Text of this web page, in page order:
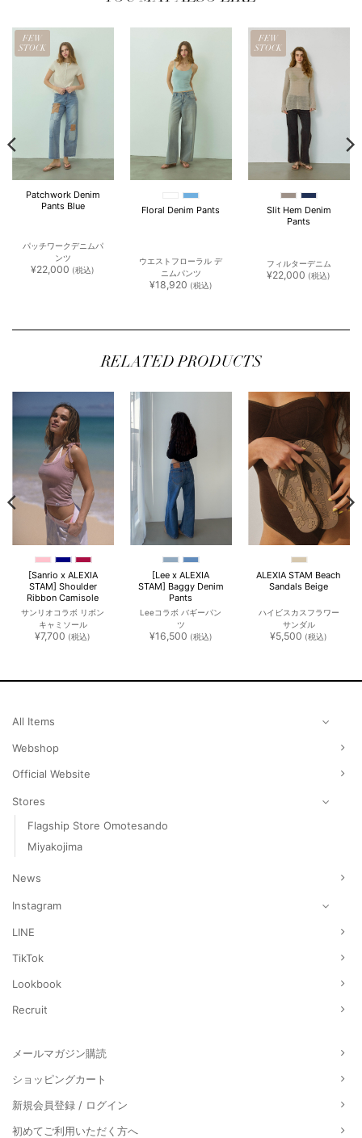
FEW
STOCK
Patchwork Denim
Pants Blue
パッチワークデニムパ
ンツ
¥22,000 (税込)
Floral Denim Pants
ウエストフローラル デ
ニムパンツ
¥18,920 (税込)
FEW
STOCK
Slit Hem Denim
Pants
フィルターデニム
¥22,000 (税込)
RELATED PRODUCTS
[Sanrio x ALEXIA
STAM] Shoulder
Ribbon Camisole
サンリオコラボ リボン
キャミソール
¥7,700 (税込)
[Lee x ALEXIA
STAM] Baggy Denim
Pants
Leeコラボ バギーパン
ツ
¥16,500 (税込)
ALEXIA STAM Beach
Sandals Beige
ハイビスカスフラワー
サンダル
¥5,500 (税込)
All Items
Webshop
Official Website
Stores
Flagship Store Omotesando
Miyakojima
News
Instagram
LINE
TikTok
Lookbook
Recruit
メールマガジン購読
ショッピングカート
新規会員登録 / ログイン
初めてご利用いただく方へ